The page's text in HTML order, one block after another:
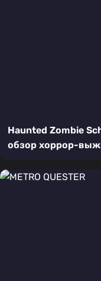
Haunted Zombie
обзор хоррор-